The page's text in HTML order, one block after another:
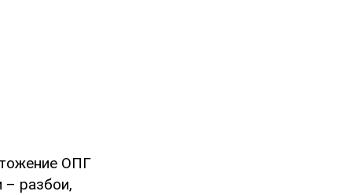
ОПГ
разбои,